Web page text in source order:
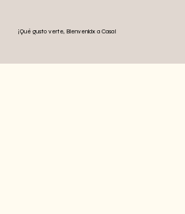
¡Qué gusto verte, Bienvenidx a Casa!